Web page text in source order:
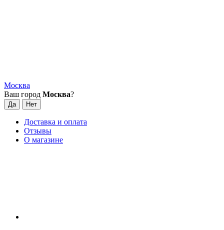
Москва
Ваш город Москва?
Доставка и оплата
Отзывы
О магазине